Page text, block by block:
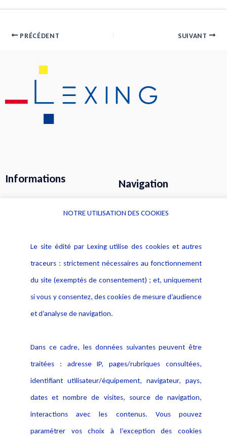
PRÉCÉDENT SUIVANT
Informations
Déclaration d'accessibilité
Politique de protection des
données
Politique cookies
Contact
Crédit Photo
Navigation
NOTRE UTILISATION DES COOKIES
Le site édité par Lexing utilise des cookies et autres
traceurs : strictement nécessaires au fonctionnement
du site (exemptés de consentement) ; et, uniquement
si vous y consentez, des cookies de mesure d’audience
et d’analyse de navigation.
Dans ce cadre, les données suivantes peuvent être
traitées : adresse IP, pages/rubriques consultées,
identifiant utilisateur/équipement, navigateur, pays,
dates et nombre de visites, source de navigation,
interactions avec les contenus. Vous pouvez
paramétrer vos choix à l’exception des cookies